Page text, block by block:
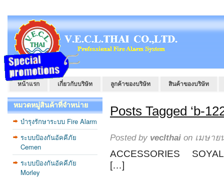
หน้าแรก เกี่ยวกับบริษัท ลูกค้าของบริษัท สินค้าของบริษัท
หมวดหมู่สินค้าที่จำหน่าย
บำรุงรักษาระบบ Fire Alarm
ระบบป้องกันอัคคีภัย
Cemen
ระบบป้องกันอัคคีภัย
Morley
Posts Tagged ‘b-
Posted by veclthai on เมษาย
ACCESSORIES
[…]